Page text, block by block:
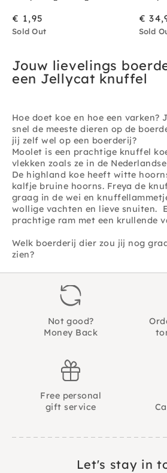
€ 1,95
Sold Out
€
Sold
Jouw lievelings
een Jellycat knuffel
Hoe doet koe en hoe een varken?
snel de meeste dieren op de
jij zelf wel op een boerderij?
Moolet is een prachtige knuffel
vlekken zoals ze in de
De highland koe heeft witte
kalfje bruine hoorns. Freya de
graag in de wei en
wollige vachten en lieve snuiten.
prachtige ram met een krullende
Welk boerderij dier zou jij nog
zien?
Not good?
Money Back
Free personal
gift service
Let's stay in